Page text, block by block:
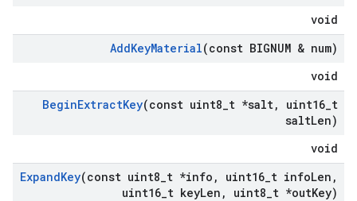
void
AddKeyMaterial(const BIGNUM & num)
void
BeginExtractKey(const uint8 t *salt, uint16 t
saltLen)
void
ExpandKey(const uint8 t *info , uint16 t infoLen ,
uint16 t keyLen , uint8 t *outKey)